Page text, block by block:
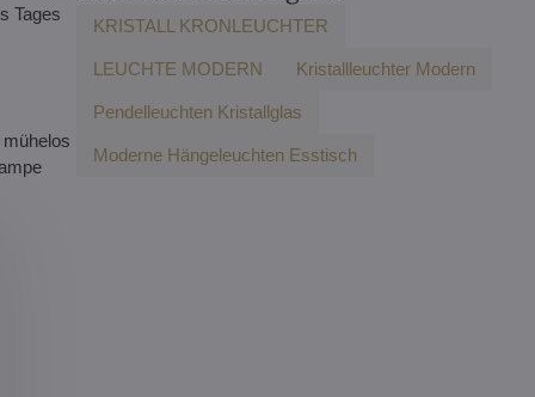
Tages
KRISTALL KRONLEUCHTER
LEUCHTE MODERN Kristallleuchter Modern
Pendelleuchten Kristallglas
Moderne Hängeleuchten Esstisch